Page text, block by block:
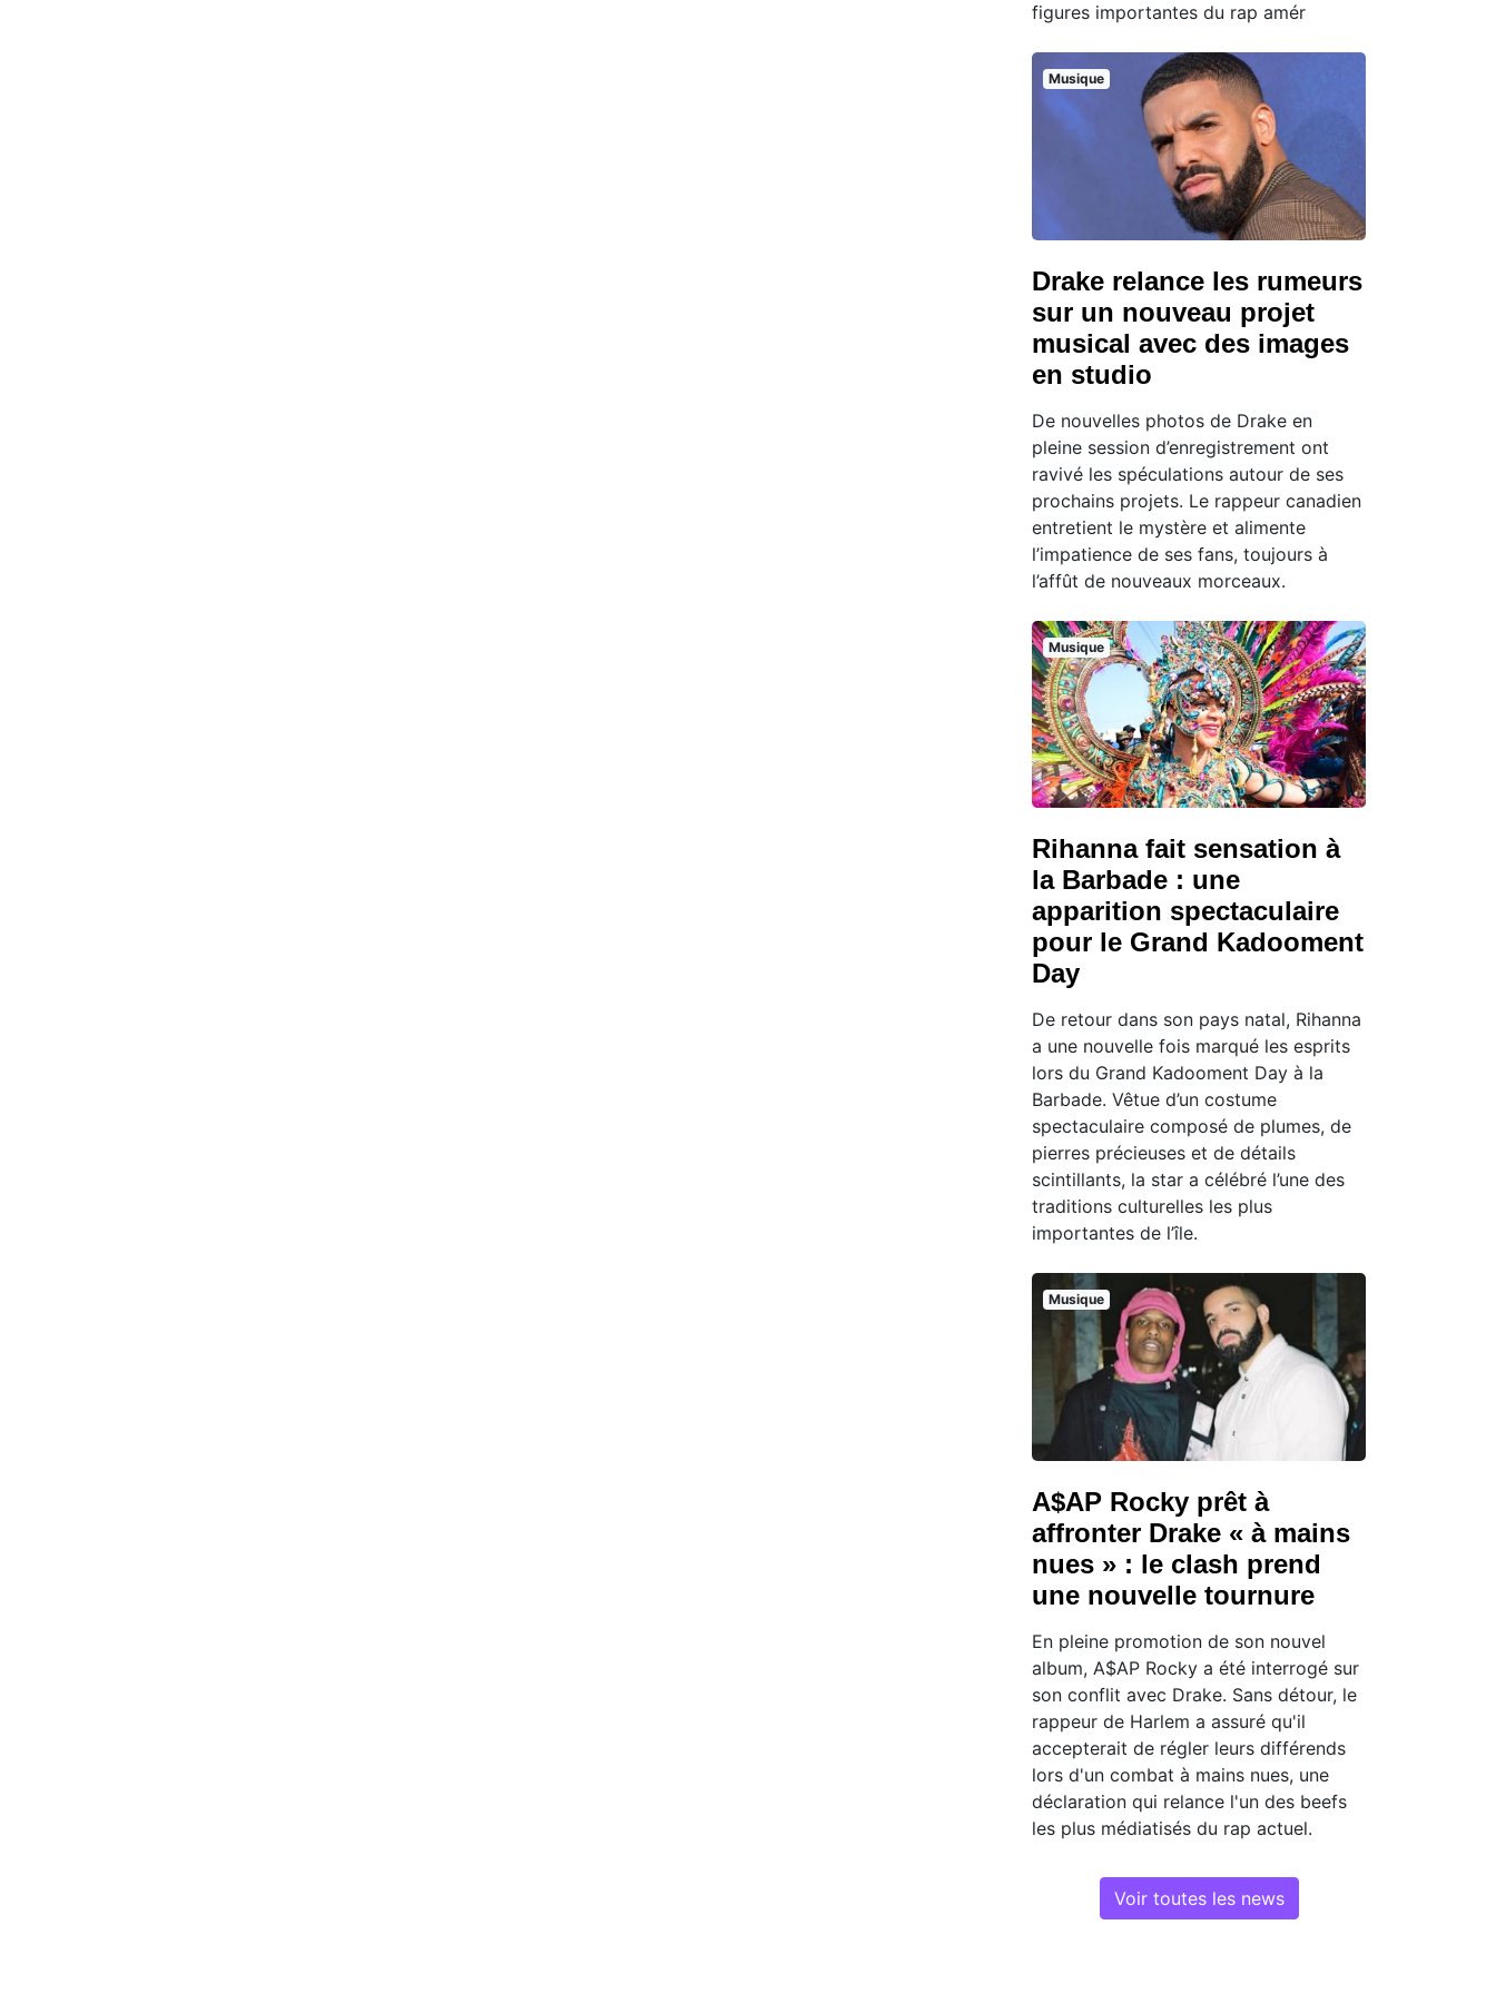
figures importantes du rap amér
Musique
Drake relance les rumeurs
sur un nouveau projet
musical avec des images
en studio
De nouvelles photos de Drake en
pleine session d’enregistrement ont
ravivé les spéculations autour de ses
prochains projets. Le rappeur canadien
entretient le mystère et alimente
l’impatience de ses fans, toujours à
l’affût de nouveaux morceaux.
Musique
Rihanna fait sensation à
la Barbade : une
apparition spectaculaire
pour le Grand Kadooment
Day
De retour dans son pays natal, Rihanna
a une nouvelle fois marqué les esprits
lors du Grand Kadooment Day à la
Barbade. Vêtue d’un costume
spectaculaire composé de plumes, de
pierres précieuses et de détails
scintillants, la star a célébré l’une des
traditions culturelles les plus
importantes de l’île.
Musique
A$AP Rocky prêt à
affronter Drake « à mains
nues » : le clash prend
une nouvelle tournure
En pleine promotion de son nouvel
album, A$AP Rocky a été interrogé sur
son conflit avec Drake. Sans détour, le
rappeur de Harlem a assuré qu'il
accepterait de régler leurs différends
lors d'un combat à mains nues, une
déclaration qui relance l'un des beefs
les plus médiatisés du rap actuel.
Voir toutes les news